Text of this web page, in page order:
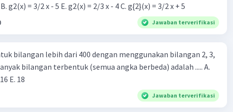
g2(x) = 2/3 x - 5 B. g2(x) = 3/2 x - 5 E. g2(x) = 2/3 x - 4 C. g{2}(x) = 3/2 x + 5
Jawaban terverifikasi
bilangan lebih dari 400 dengan menggunakan bilangan 2, 3,
bilangan terbentuk (semua angka berbeda) adalah ..... A.
E. 18
Jawaban terverifikasi